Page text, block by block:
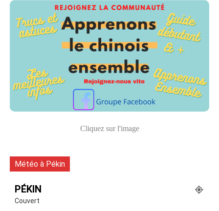
Cliquez sur l'image
Météo à Pékin
PÉKIN
Couvert